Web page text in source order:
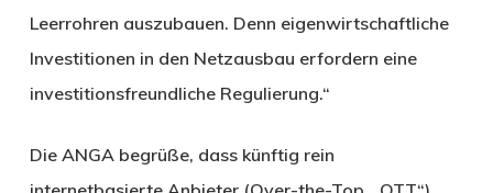
Leerrohren auszubauen. Denn eigenwirtschaftliche
Investitionen in den Netzausbau erfordern eine
investitionsfreundliche Regulierung.“
Die ANGA begrüße, dass künftig rein